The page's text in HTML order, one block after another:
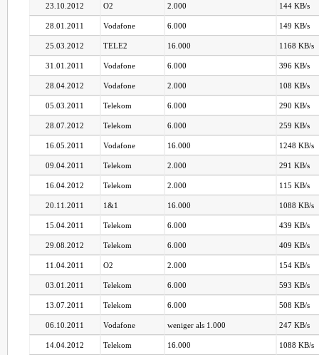
23.10.2012 O2 2.000 144 KB/s
28.01.2011 Vodafone 6.000 149 KB/s
25.03.2012 TELE2 16.000 1168 KB/s
31.01.2011 Vodafone 6.000 396 KB/s
28.04.2012 Vodafone 2.000 108 KB/s
05.03.2011 Telekom 6.000 290 KB/s
28.07.2012 Telekom 6.000 259 KB/s
16.05.2011 Vodafone 16.000 1248 KB/s
09.04.2011 Telekom 2.000 291 KB/s
16.04.2012 Telekom 2.000 115 KB/s
20.11.2011 1&1 16.000 1088 KB/s
15.04.2011 Telekom 6.000 439 KB/s
29.08.2012 Telekom 6.000 409 KB/s
11.04.2011 O2 2.000 154 KB/s
03.01.2011 Telekom 6.000 593 KB/s
13.07.2011 Telekom 6.000 508 KB/s
06.10.2011 Vodafone weniger als 1.000 247 KB/s
14.04.2012 Telekom 16.000 1088 KB/s